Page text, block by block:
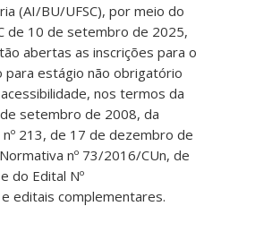
(AI/BU/UFSC), por meio do
de 10 de setembro de 2025,
abertas as inscrições para o
para estágio não obrigatório
nos termos da
setembro de 2008, da
213, de 17 de dezembro de
nº 73/2016/CUn, de
do Edital Nº
editais complementares.